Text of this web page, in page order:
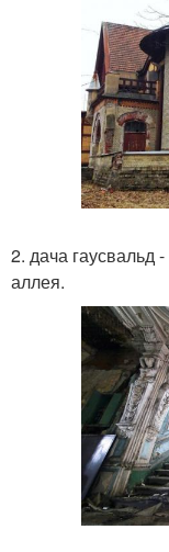
2. дача гаусвальд
аллея.